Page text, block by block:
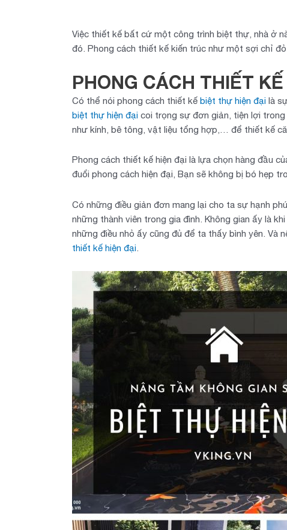
Việc thiết kế bất cứ một công trình biệt thự, nhà ở
đó. Phong cách thiết kế kiến trúc như một sợi chỉ
PHONG CÁCH THIẾT
Có thể nói phong cách thiết kế biệt thự hiện đại là
biệt thự hiện đại coi trọng sự đơn giản, tiện lợi
như kính, bê tông, vật liệu tổng hợp,… để thiết kế
Phong cách thiết kế hiện đại là lựa chọn hàng đầu
đuổi phong cách hiện đại, Bạn sẽ không bị bó hẹp
Có những điều giản đơn mang lại cho ta sự hạnh
những thành viên trong gia đình. Không gian ấy là
những điều nhỏ ấy cũng đủ để ta thấy bình yên. Và
thiết kế hiện đại